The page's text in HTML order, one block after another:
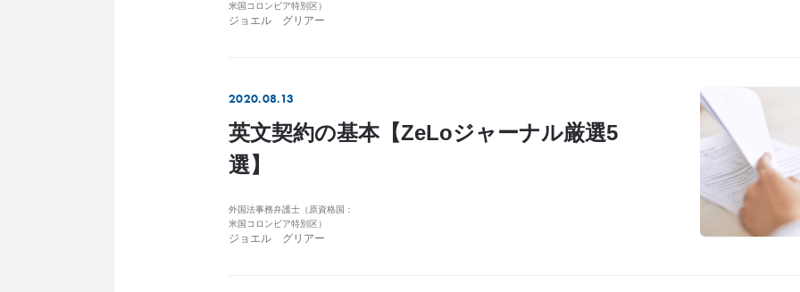
米国コロンビア特別区）
ジョエル グリアー
2020.08.13
英文契約の基本【ZeLoジャーナル厳選5
選】
外国法事務弁護士（原資格国：
米国コロンビア特別区）
ジョエル グリアー